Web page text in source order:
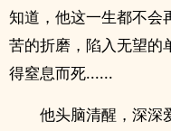
知道，他这一生都不会
苦的折磨，陷入无望的
得窒息而死......
他头脑清醒，深深